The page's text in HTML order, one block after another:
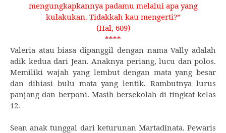
mengungkapkannya padamu melalui apa yang
kulakukan. Tidakkah kau mengerti?”
(Hal, 609)
****
Valeria atau biasa dipanggil dengan nama Vally adalah
adik kedua dari Jean. Anaknya periang, lucu dan polos.
Memiliki wajah yang lembut dengan mata yang besar
dan dihiasi bulu mata yang lentik. Rambutnya lurus
panjang dan berponi. Masih bersekolah di tingkat kelas
12.
Sean anak tunggal dari keturunan Martadinata. Pewaris